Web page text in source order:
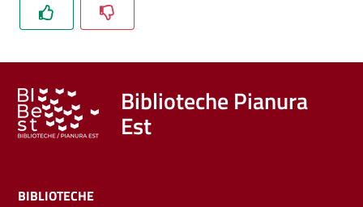
libri
film
Calendario
Biblioteche Pianura
Est
BIBLIOTECHE